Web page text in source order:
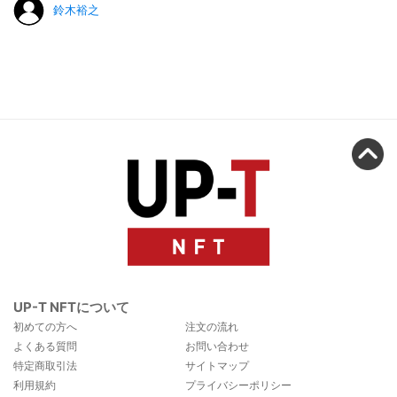
鈴木裕之
UP-T NFTについて
初めての方へ
注文の流れ
よくある質問
お問い合わせ
特定商取引法
サイトマップ
利用規約
プライバシーポリシー